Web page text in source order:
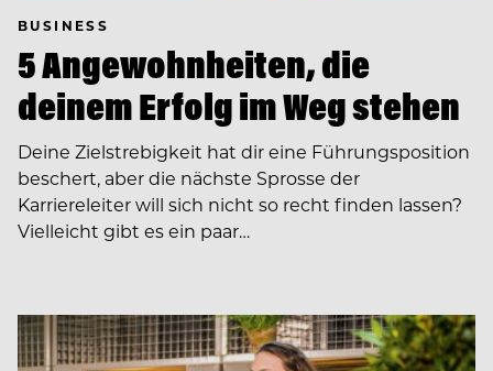
BUSINESS
5 Angewohnheiten, die
deinem Erfolg im Weg stehen
Deine Zielstrebigkeit hat dir eine Führungsposition
beschert, aber die nächste Sprosse der
Karriereleiter will sich nicht so recht finden lassen?
Vielleicht gibt es ein paar…